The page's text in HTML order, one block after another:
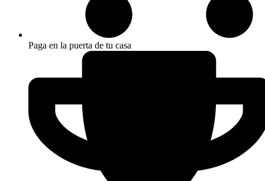
Paga en la puerta de tu casa